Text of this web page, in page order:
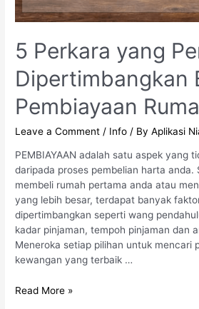
5 Perkara yang
Dipertimbangkan
Pembiayaan
Leave a Comment / Info / ByAplikasi
PEMBIAYAAN adalah satu aspek yang
daripada proses pembelian harta anda.
membeli rumah pertama anda atau
yang lebih besar, terdapat banyak
dipertimbangkan seperti wang
kadar pinjaman, tempoh pinjaman dan
Meneroka setiap pilihan untuk mencari
kewangan yang terbaik …
Read More »